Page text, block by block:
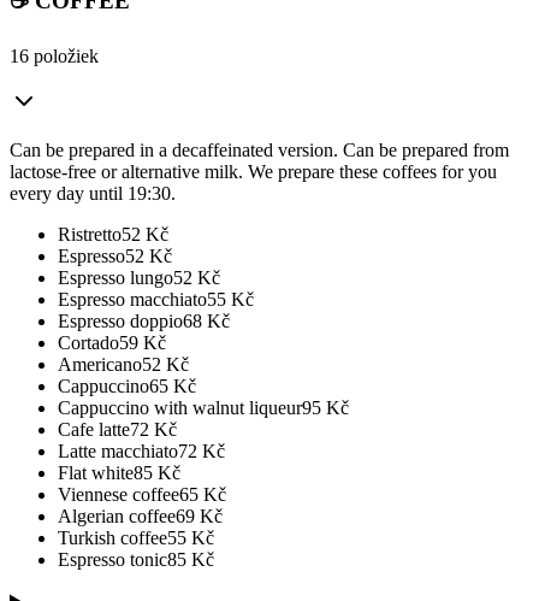
16 položiek
Can be prepared in a decaffeinated version. Can be prepared from
lactose-free or alternative milk. We prepare these coffees for you
every day until 19:30.
Ristretto52 Kč
Espresso52 Kč
Espresso lungo52 Kč
Espresso macchiato55 Kč
Espresso doppio68 Kč
Cortado59 Kč
Americano52 Kč
Cappuccino65 Kč
Cappuccino with walnut liqueur95 Kč
Cafe latte72 Kč
Latte macchiato72 Kč
Flat white85 Kč
Viennese coffee65 Kč
Algerian coffee69 Kč
Turkish coffee55 Kč
Espresso tonic85 Kč